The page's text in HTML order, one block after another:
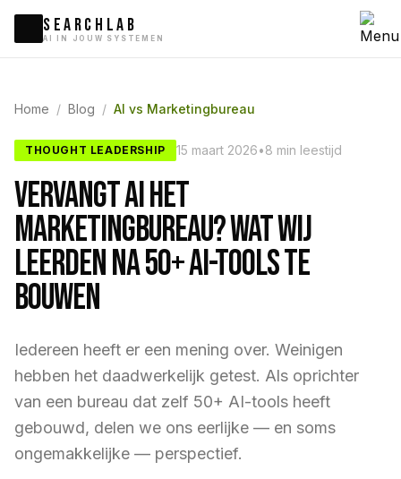
SEARCHLAB
AI IN JOUW SYSTEMEN
Home / Blog / AI vs Marketingbureau
THOUGHT LEADERSHIP 15 maart 2026•8 min leestijd
Vervangt AI het
Marketingbureau? Wat Wij
Leerden na 50+ AI-Tools te
Bouwen
Iedereen heeft er een mening over. Weinigen
hebben het daadwerkelijk getest. Als oprichter
van een bureau dat zelf 50+ AI-tools heeft
gebouwd, delen we ons eerlijke — en soms
ongemakkelijke — perspectief.